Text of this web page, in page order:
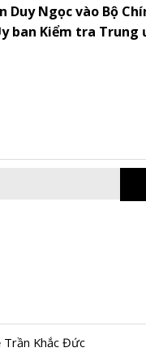
Duy Ngọc vào Bộ
ban Kiểm tra Trung
Trần Khắc Đức